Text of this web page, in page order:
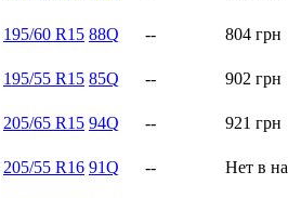
195/60 R15 88Q -- 804 грн
195/55 R15 85Q -- 902 грн
205/65 R15 94Q -- 921 грн
205/55 R16 91Q -- Нет в